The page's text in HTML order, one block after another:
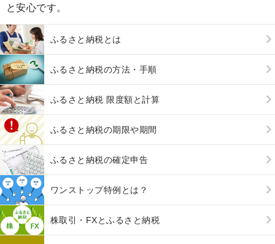
と安心です。
ふるさと納税とは
ふるさと納税の方法・手順
ふるさと納税 限度額と計算
ふるさと納税の期限や期間
ふるさと納税の確定申告
ワンストップ特例とは？
株取引・FXとふるさと納税